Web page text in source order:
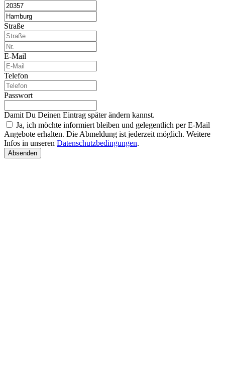
Straße
E-Mail
Telefon
Passwort
Damit Du Deinen Eintrag später ändern kannst.
Ja, ich möchte informiert bleiben und gelegentlich per E-Mail
Angebote erhalten. Die Abmeldung ist jederzeit möglich. Weitere
Infos in unseren Datenschutzbedingungen.
Absenden